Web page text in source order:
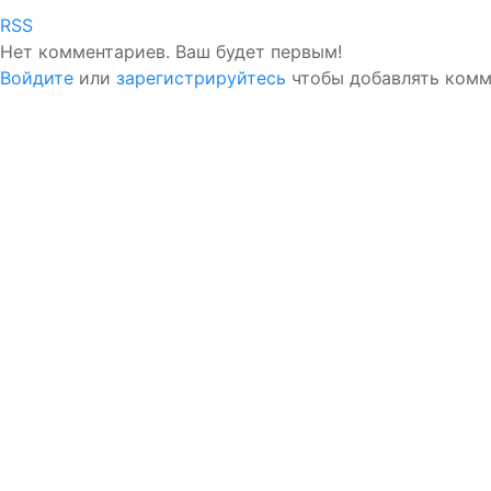
RSS
Нет комментариев. Ваш будет первым!
Войдите или зарегистрируйтесь чтобы добавлять